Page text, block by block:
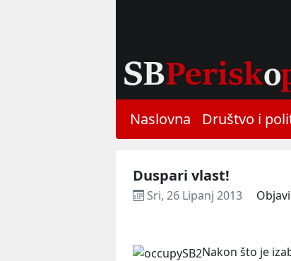
Naslovna Društvo i
Duspari vlast!
Sri, 26 Lipanj 2013
Nakon što je